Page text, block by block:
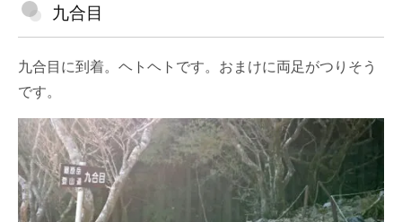
九合目
九合目に到着。ヘトヘトです。おまけに両足がつりそう
です。